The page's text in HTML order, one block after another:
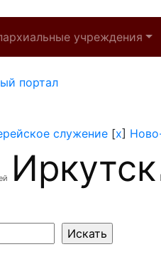
учреждения
портал
служение [x]
Иркутск